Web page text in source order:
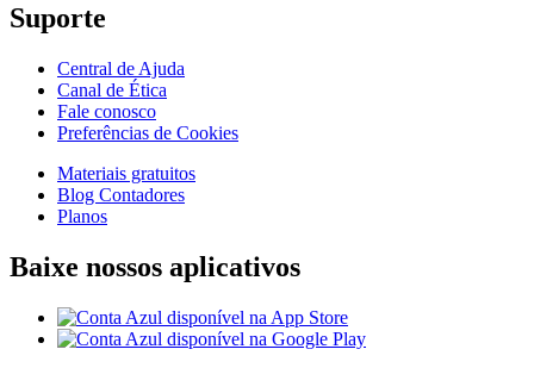
Suporte
Central de Ajuda
Canal de Ética
Fale conosco
Preferências de Cookies
Materiais gratuitos
Blog Contadores
Planos
Baixe nossos aplicativos